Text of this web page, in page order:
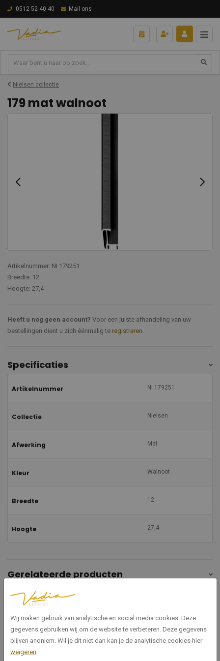
0512 52 40 40 Mail ons
Nielsen collectie
179 mat walnoot
Artikelnummer: NI 179251
Breedte: 12
Hoogte: 27,4
Heeft u nog geen account? Voor een juiste afhandeling van uw
bestellingen dient u zich éénmalig te registreren.
Specificaties
Artikelnummer NI 179251
Collectie Nielsen
Afwerking Mat
Kleur Walnoot
Breedte 12
Hoogte 27,4
Gerelateerde producten
Wij maken gebruik van analytische en social media cookies. Deze
gegevens gebruiken wij om de website te verbeteren. Deze gegevens
blijven anoniem. Wil je dit niet dan kan je de analytische cookies hier
weigeren